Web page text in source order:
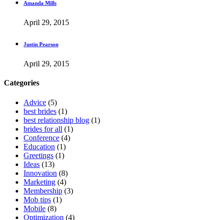
Amanda Mills
April 29, 2015
Justin Pearson
April 29, 2015
Categories
Advice (5)
best brides (1)
best relationship blog (1)
brides for all (1)
Conference (4)
Education (1)
Greetings (1)
Ideas (13)
Innovation (8)
Marketing (4)
Membership (3)
Mob tips (1)
Mobile (8)
Optimization (4)